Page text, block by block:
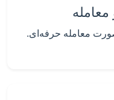
معامله
معامله حرفه‌ای.